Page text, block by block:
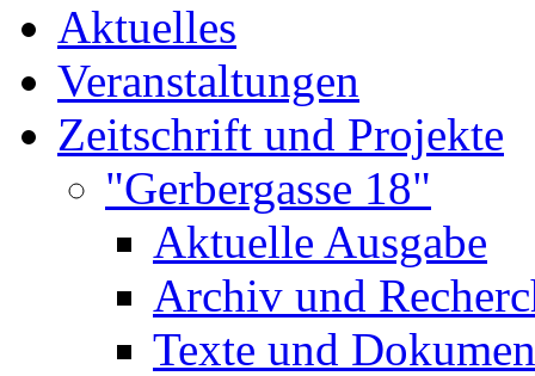
Aktuelles
Veranstaltungen
Zeitschrift und Projekte
"Gerbergasse 18"
Aktuelle Ausgabe
Archiv und
Texte und